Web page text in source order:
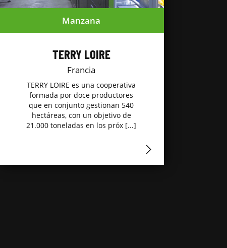
Manzana
TERRY LOIRE
Francia
TERRY LOIRE es una cooperativa
formada por doce productores
que en conjunto gestionan 540
hectáreas, con un objetivo de
21.000 toneladas en los próx [...]